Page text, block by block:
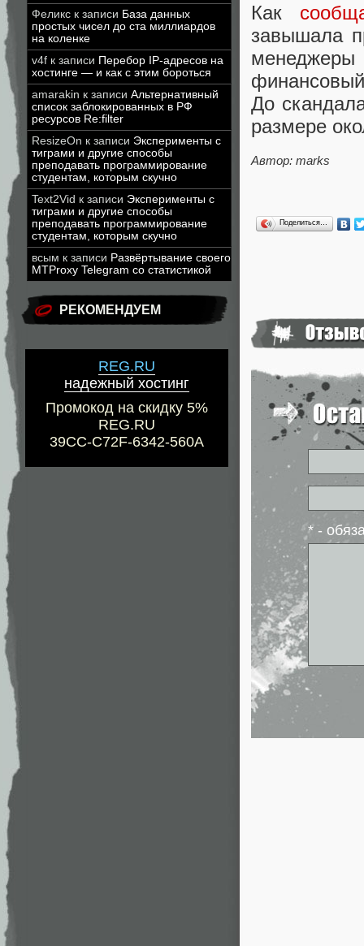
Феликс к записи База данных
простых чисел до ста миллиардов
на коленке
v4f к записи Перебор IP-адресов на
хостинге — и как с этим бороться
amarakin к записи Альтернативный
список заблокированных в РФ
ресурсов Re:filter
ResizeOn к записи Эксперименты с
тиграми и другие способы
преподавать программирование
студентам, которым скучно
Text2Vid к записи Эксперименты с
тиграми и другие способы
преподавать программирование
студентам, которым скучно
всым к записи Развёртывание своего
MTProxy Telegram со статистикой
РЕКОМЕНДУЕМ
REG.RU
надежный хостинг
Промокод на скидку 5%
REG.RU
39CC-C72F-6342-560A
Как
завышала
менеджеры
До
размере
Автор: marks
Поделиться…
* -